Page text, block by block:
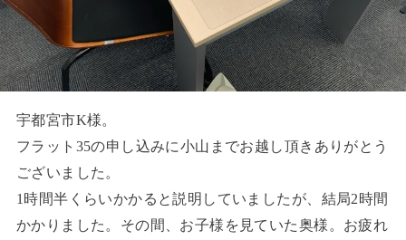
宇都宮市K様。
フラット35の申し込みに小山までお越し頂きありがとう
ございました。
1時間半くらいかかると説明していましたが、結局2時間
かかりました。その間、お子様を見ていた奥様。お疲れ